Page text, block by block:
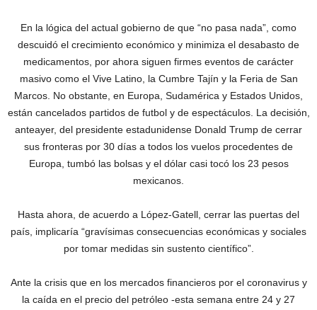
En la lógica del actual gobierno de que “no pasa nada”, como
descuidó el crecimiento económico y minimiza el desabasto de
medicamentos, por ahora siguen firmes eventos de carácter
masivo como el Vive Latino, la Cumbre Tajín y la Feria de San
Marcos. No obstante, en Europa, Sudamérica y Estados Unidos,
están cancelados partidos de futbol y de espectáculos. La decisión,
anteayer, del presidente estadunidense Donald Trump de cerrar
sus fronteras por 30 días a todos los vuelos procedentes de
Europa, tumbó las bolsas y el dólar casi tocó los 23 pesos
mexicanos.
Hasta ahora, de acuerdo a López-Gatell, cerrar las puertas del
país, implicaría “gravísimas consecuencias económicas y sociales
por tomar medidas sin sustento científico”.
Ante la crisis que en los mercados financieros por el coronavirus y
la caída en el precio del petróleo -esta semana entre 24 y 27